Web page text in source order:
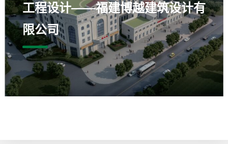
工程设计——福建博越建筑设计有
限公司